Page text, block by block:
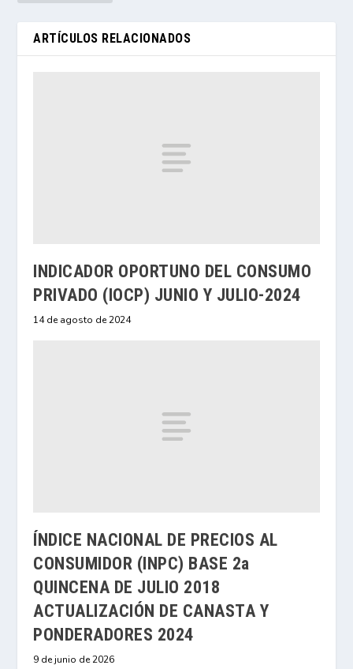
ARTÍCULOS RELACIONADOS
INDICADOR OPORTUNO DEL CONSUMO
PRIVADO (IOCP) JUNIO Y JULIO-2024
14 de agosto de 2024
ÍNDICE NACIONAL DE PRECIOS AL
CONSUMIDOR (INPC) BASE 2a
QUINCENA DE JULIO 2018
ACTUALIZACIÓN DE CANASTA Y
PONDERADORES 2024
9 de junio de 2026